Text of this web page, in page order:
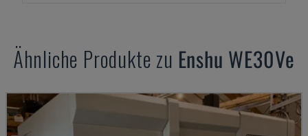
Ähnliche Produkte zu Enshu WE30Ve